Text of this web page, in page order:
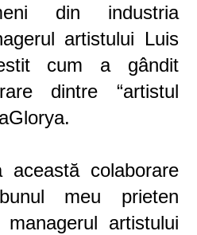
din industria
artistului Luis
cum a gândit
dintre “artistul
colaborare
meu prieten
managerul artistului